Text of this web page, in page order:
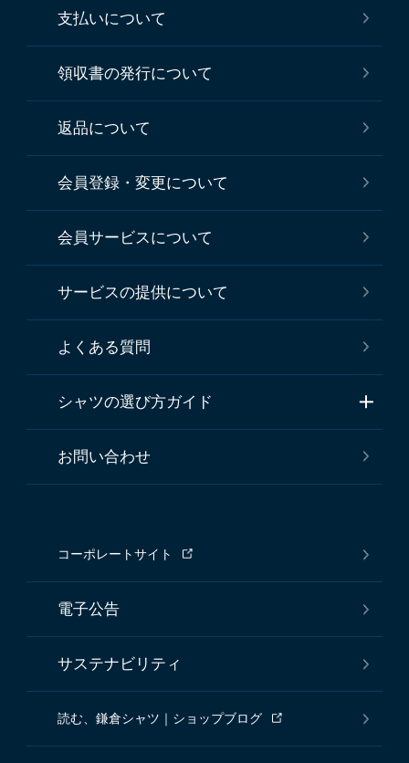
支払いについて
領収書の発行について
返品について
会員登録・変更について
会員サービスについて
サービスの提供について
よくある質問
シャツの選び方ガイド
お問い合わせ
コーポレートサイト
電子公告
サステナビリティ
読む、鎌倉シャツ｜ショップブログ